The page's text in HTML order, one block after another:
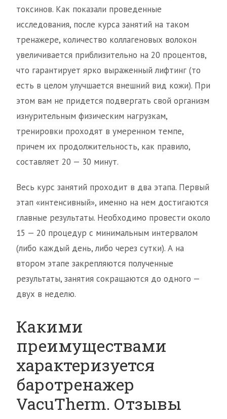
токсинов. Как показали проведенные
исследования, после курса занятий на таком
тренажере, количество коллагеновых волокон
увеличивается приблизительно на 20 процентов,
что гарантирует ярко выраженный лифтинг (то
есть в целом улучшается внешний вид кожи). При
этом вам не придется подвергать свой организм
изнурительным физическим нагрузкам,
тренировки проходят в умеренном темпе,
причем их продолжительность, как правило,
составляет 20 — 30 минут.
Весь курс занятий проходит в два этапа. Первый
этап «интенсивный», именно на нем достигаются
главные результаты. Необходимо провести около
15 — 20 процедур с минимальным интервалом
(либо каждый день, либо через сутки). А на
втором этапе закрепляются полученные
результаты, занятия сокращаются до одного —
двух в неделю.
Какими
преимуществами
характеризуется
баротренажер
VacuТherm. Отзывы